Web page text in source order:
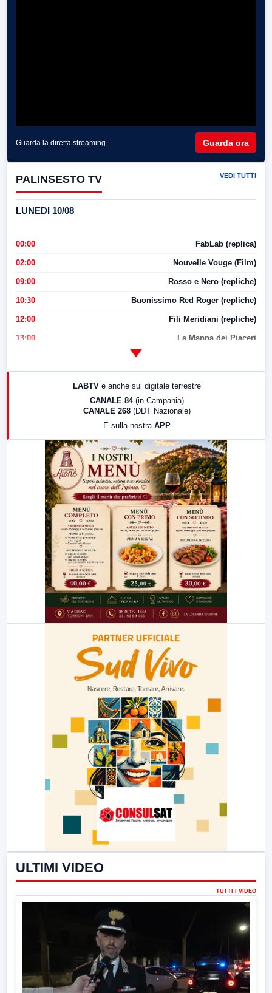
Guarda la diretta streaming Guarda ora
PALINSESTO TV VEDI TUTTI
LUNEDI 10/08
00:00 FabLab (replica)
02:00 Nouvelle Vouge (Film)
09:00 Rosso e Nero (repliche)
10:30 Buonissimo Red Roger (repliche)
12:00 Fili Meridiani (repliche)
13:00 La Mappa dei Piaceri
17:00 LabNews (replica)
LabNews (replica)
LABTV e anche sul digitale terrestre
CANALE 84 (in Campania)
CANALE 268 (DDT Nazionale)
E sulla nostra APP
ULTIMI VIDEO
TUTTI I VIDEO